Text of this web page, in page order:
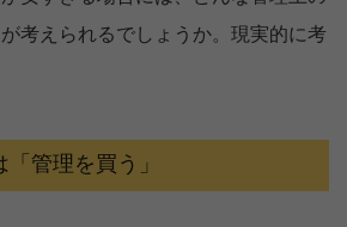
考えられるでしょうか。現実的に考
管理を買う」